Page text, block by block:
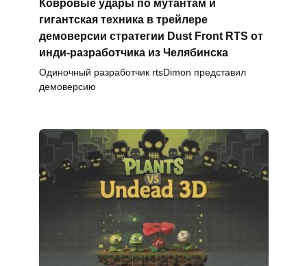
Ковровые удары по мутантам и
гигантская техника в трейлере
демоверсии стратегии Dust Front RTS от
инди-разработчика из Челябинска
Одиночный разработчик rtsDimon представил
демоверсию